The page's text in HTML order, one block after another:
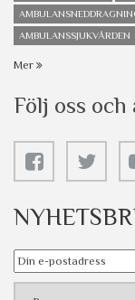
AMBULANSSJUKVÅRDEN
Mer
Följ oss och